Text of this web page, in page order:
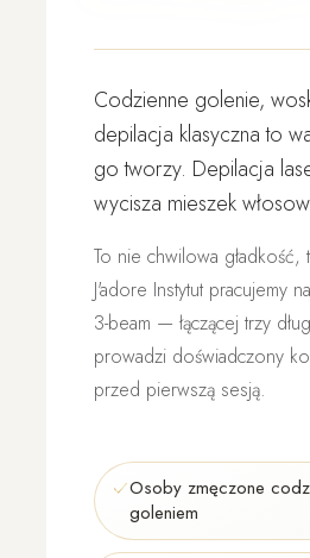
Codzienne golenie,
depilacja klasyczna to
go tworzy. Depilacja
wycisza mieszek
To nie chwilowa gładkość,
J'adore Instytut pracujemy
3-beam — łączącej trzy
prowadzi doświadczony
przed pierwszą sesją.
Osoby zmęczone
goleniem